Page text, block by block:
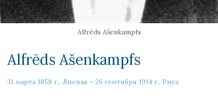
Alfrēds Ašenkampfs
Alfrēds Ašenkampfs
31 марта 1858 г., Лиепая – 26 сентября 1914 г., Рига